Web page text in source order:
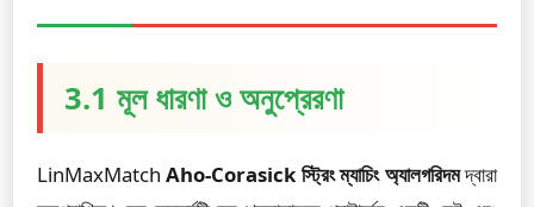
3.1 মূল ধারণা ও অনুপ্রেরণা
LinMaxMatchAho-Corasick স্ট্রিং ম্যাচিং অ্যালগরিদমদ্বারা